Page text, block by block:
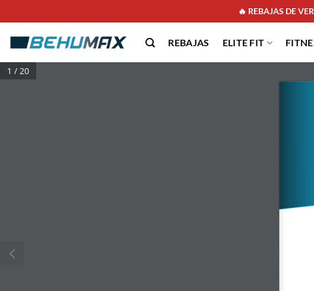
al
contenido
🔥 REBAJAS DE
REBAJAS ELITE FIT
1 / 20